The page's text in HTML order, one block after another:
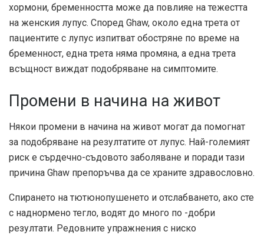
хормони, бременността може да повлияе на тежестта
на женския лупус. Според Ghaw, около една трета от
пациентите с лупус изпитват обостряне по време на
бременност, една трета няма промяна, а една трета
всъщност виждат подобряване на симптомите.
Промени в начина на живот
Някои промени в начина на живот могат да помогнат
за подобряване на резултатите от лупус. Най-големият
риск е сърдечно-съдовото заболяване и поради тази
причина Ghaw препоръчва да се храните здравословно.
Спирането на тютюнопушенето и отслабването, ако сте
с наднормено тегло, водят до много по -добри
резултати. Редовните упражнения с ниско